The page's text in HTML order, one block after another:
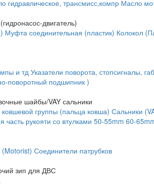
гидравлическое, трансмисс,компр Масло
двигатель)
Муфта соединительная (пластик) Колокол
и тдУказатели поворота, стопсигналы,
поворотный подшипник )
шайбы/VAY сальники
группы (пальца ковша) Сальники
часть рукояти со втулками 50-55mm 60-
Соединители патрубков
зип для ДВС